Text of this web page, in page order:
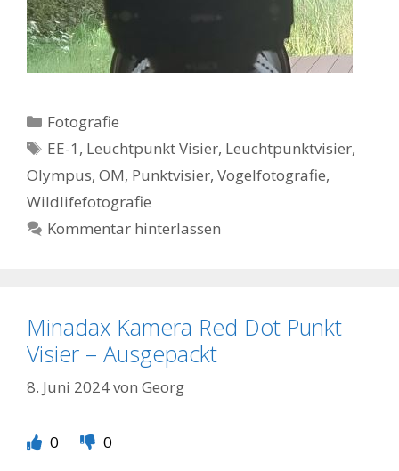
Kategorien
Fotografie
Schlagwörter
EE-1 , Leuchtpunkt Visier, Leuchtpunktvisier,
Olympus, OM, Punktvisier, Vogelfotografie,
Wildlifefotografie
Kommentar hinterlassen
Minadax Kamera Red Dot Punkt
Visier – Ausgepackt
8. Juni 2024von Georg
0
0